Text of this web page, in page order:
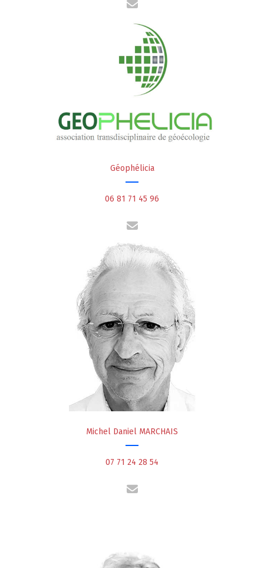
Géophélicia
06 81 71 45 96
Michel Daniel MARCHAIS
07 71 24 28 54